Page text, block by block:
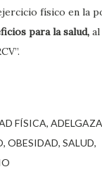
físico en la
para la salud,
FÍSICA
OBESIDAD SALUD